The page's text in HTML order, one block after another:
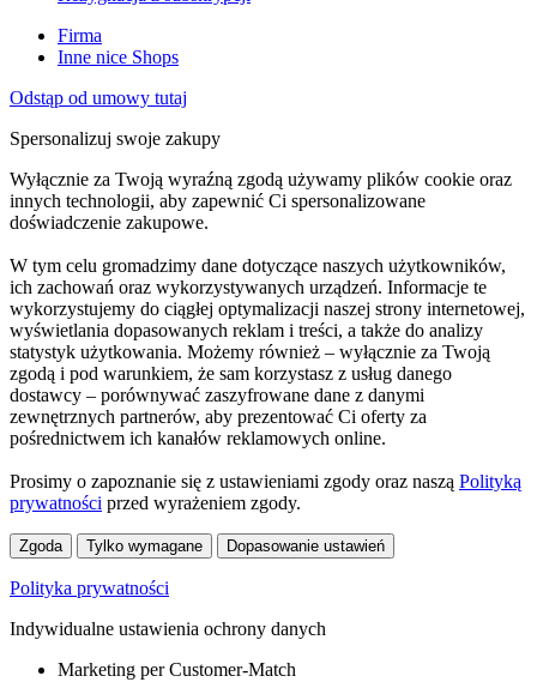
Firma
Inne nice Shops
Odstąp od umowy tutaj
Spersonalizuj swoje zakupy
Wyłącznie za Twoją wyraźną zgodą używamy plików cookie oraz
innych technologii, aby zapewnić Ci spersonalizowane
doświadczenie zakupowe.
W tym celu gromadzimy dane dotyczące naszych użytkowników,
ich zachowań oraz wykorzystywanych urządzeń. Informacje te
wykorzystujemy do ciągłej optymalizacji naszej strony internetowej,
wyświetlania dopasowanych reklam i treści, a także do analizy
statystyk użytkowania. Możemy również – wyłącznie za Twoją
zgodą i pod warunkiem, że sam korzystasz z usług danego
dostawcy – porównywać zaszyfrowane dane z danymi
zewnętrznych partnerów, aby prezentować Ci oferty za
pośrednictwem ich kanałów reklamowych online.
Prosimy o zapoznanie się z ustawieniami zgody oraz naszą Polityką
prywatności przed wyrażeniem zgody.
Zgoda Tylko wymagane Dopasowanie ustawień
Polityka prywatności
Indywidualne ustawienia ochrony danych
Marketing per Customer-Match